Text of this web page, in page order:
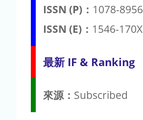
ISSN (P)： 1078-8956
ISSN (E)： 1546-170X
最新 IF & Ranking
來源： Subscribed